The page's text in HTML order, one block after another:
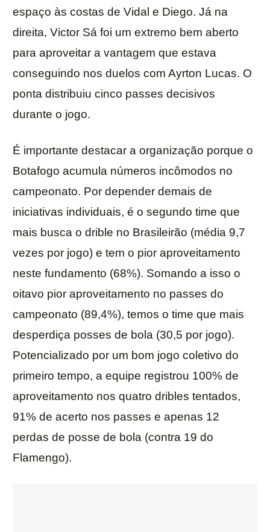
espaço às costas de Vidal e Diego. Já na
direita, Victor Sá foi um extremo bem aberto
para aproveitar a vantagem que estava
conseguindo nos duelos com Ayrton Lucas. O
ponta distribuiu cinco passes decisivos
durante o jogo.
É importante destacar a organização porque o
Botafogo acumula números incômodos no
campeonato. Por depender demais de
iniciativas individuais, é o segundo time que
mais busca o drible no Brasileirão (média 9,7
vezes por jogo) e tem o pior aproveitamento
neste fundamento (68%). Somando a isso o
oitavo pior aproveitamento no passes do
campeonato (89,4%), temos o time que mais
desperdiça posses de bola (30,5 por jogo).
Potencializado por um bom jogo coletivo do
primeiro tempo, a equipe registrou 100% de
aproveitamento nos quatro dribles tentados,
91% de acerto nos passes e apenas 12
perdas de posse de bola (contra 19 do
Flamengo).